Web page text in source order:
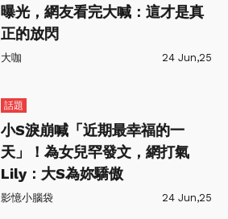
曝光，網友看完大喊：這才是真
正的放閃
大咖 24 Jun,25
話題
小S淚崩喊「近期最幸福的一
天」！為女兒罕發文，網打氣
Lily：大S為妳驕傲
影憶小腦袋 24 Jun,25